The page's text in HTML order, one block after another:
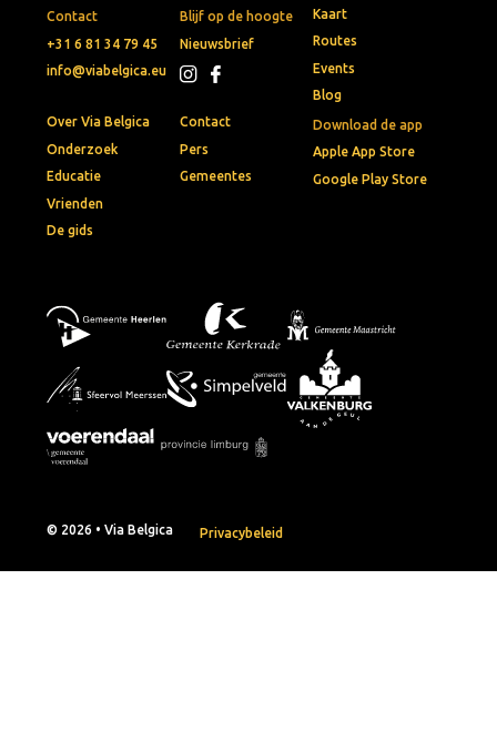
Contact
+31 6 81 34 79 45
info@viabelgica.eu
Blijf op de hoogte
Nieuwsbrief
Download de app
Apple App Store
Google Play Store
Kaart
Routes
Events
Blog
Over Via Belgica
Onderzoek
Educatie
Vrienden
De gids
Contact
Pers
Gemeentes
© 2026 • Via Belgica Privacybeleid